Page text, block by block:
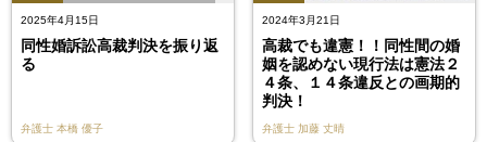
2025年4月15日
同性婚訴訟高裁判決を振り返
る
弁護士 本橋 優子
2024年3月21日
高裁でも違憲！！同性間の婚
姻を認めない現行法は憲法２
４条、１４条違反との画期的
判決！
弁護士 加藤 丈晴